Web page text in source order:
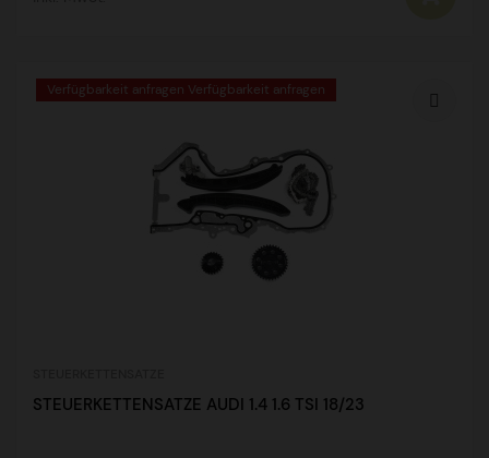
Verfügbarkeit anfragen Verfügbarkeit anfragen
STEUERKETTENSATZE AUDI 1.4 1.6 TSI 18/23